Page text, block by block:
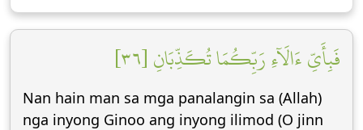
فَبِأَيِّ ءَالَآءِ رَبِّكُمَا تُكَذِّبَانِ [٣٦]
Nan hain man sa mga panalangin sa (Allah)
nga inyong Ginoo ang inyong ilimod (O jinn